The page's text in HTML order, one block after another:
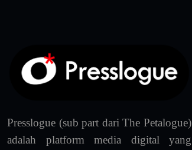
Presslogue (sub part dari The Petalogue)
adalah platform media digital yang